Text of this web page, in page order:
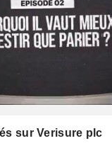
sur Verisure plc